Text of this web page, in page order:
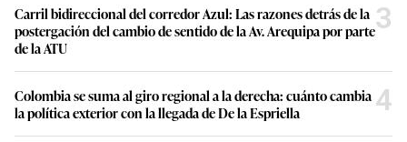
Carril bidireccional del corredor Azul: Las razones detrás de la
postergación del cambio de sentido de la Av. Arequipa por parte
de la ATU
3
Colombia se suma al giro regional a la derecha: cuánto cambia
la política exterior con la llegada de De la Espriella
4